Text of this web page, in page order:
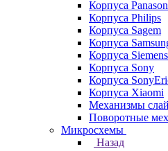
Корпуса
Корпуса Philips
Корпуса Sagem
Корпуса
Корпуса Siemens
Корпуса Sony
Корпуса
Корпуса Xiaomi
Механизмы
Поворотные
Микросхемы
Назад